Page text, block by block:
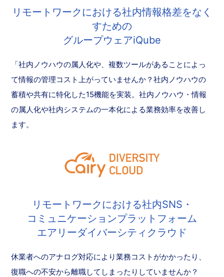
リモートワークにおける社内情報格差をなく
すための
グループウェアiQube
「社内ノウハウの属人化や、複数ツールがあることによっ
て情報の管理コスト上がっていませんか？社内ノウハウの
蓄積や共有に特化した15機能を実装。社内ノウハウ・情報
の属人化や社内システムの一本化による業務効率を改善し
ます。
リモートワークにおける社内SNS・
コミュニケーションプラットフォーム
エアリーダイバーシティクラウド
休業者へのアナログ対応により業務コストがかかったり、
復職への不安から離職してしまったりしていませんか？